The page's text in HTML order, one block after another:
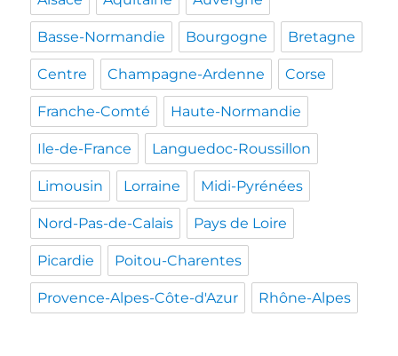
Basse-Normandie Bourgogne Bretagne
Centre Champagne-Ardenne Corse
Franche-Comté Haute-Normandie
Ile-de-France Languedoc-Roussillon
Limousin Lorraine Midi-Pyrénées
Nord-Pas-de-Calais Pays de Loire
Picardie Poitou-Charentes
Provence-Alpes-Côte-d'Azur Rhône-Alpes